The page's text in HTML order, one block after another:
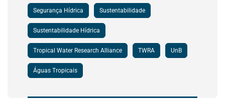
Segurança Hídrica Sustentabilidade
Sustentabilidade Hídrica
Tropical Water Research Alliance TWRA UnB
Águas Tropicais